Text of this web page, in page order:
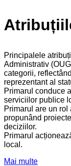
Principalele
Administrativ
categorii,
reprezentant al
Primarul conduce
serviciilor publice
Primarul are un
propunând
deciziilor.
Primarul
local.
Mai multe